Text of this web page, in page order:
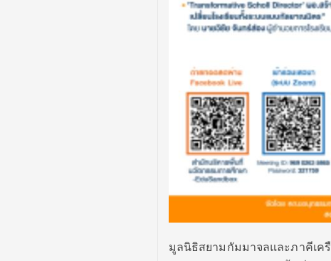
มูลนิธิสยามกัมมาจลและภาคีเครื